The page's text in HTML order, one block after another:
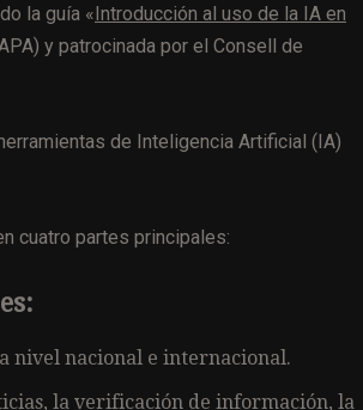
la guía «Introducción al uso de la IA en
y patrocinada por el Consell de
de Inteligencia Artificial (IA)
cuatro partes principales:
nivel nacional e internacional.
la verificación de información, la